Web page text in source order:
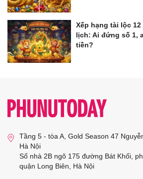
Xếp hạng tài lộc
lịch: Ai đứng số 1,
tiền?
Tầng 5 - tòa A, Gold Season 47
Hà Nội
Số nhà 2B ngõ 175 đường Bát Khối,
quận Long Biên, Hà Nội